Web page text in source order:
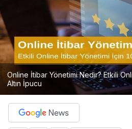
Online İtibar Yönetimi Nedir? Etkili
Altın İpucu